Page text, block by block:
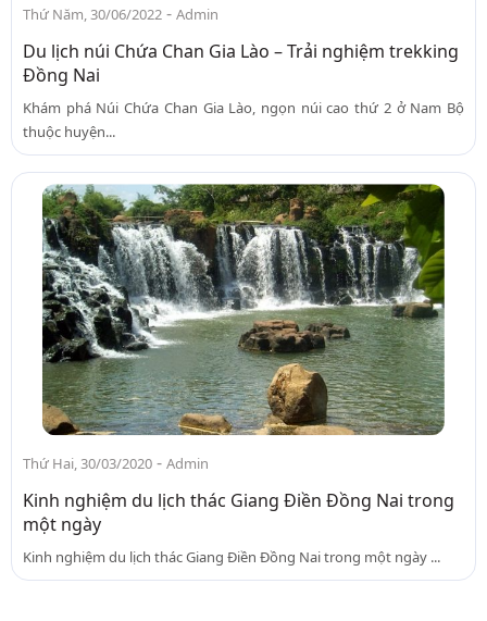
Thứ Năm, 30/06/2022 - Admin
Du lịch núi Chứa Chan Gia Lào – Trải nghiệm trekking
Đồng Nai
Khám phá Núi Chứa Chan Gia Lào, ngọn núi cao thứ 2 ở Nam Bộ
thuộc huyện...
Thứ Hai, 30/03/2020 - Admin
Kinh nghiệm du lịch thác Giang Điền Đồng Nai trong
một ngày
Kinh nghiệm du lịch thác Giang Điền Đồng Nai trong một ngày ...